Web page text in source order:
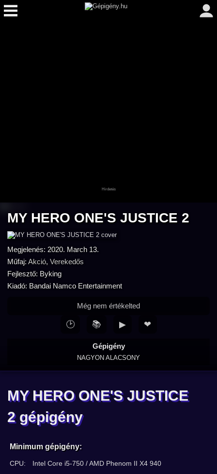
MY HERO ONE'S JUSTICE 2
Megjelenés: 2020. March 13.
Műfaj: Akció, Verekedős
Fejlesztő: Byking
Kiadó: Bandai Namco Entertainment
Gépigény
NAGYON ALACSONY
Még nem értékelted
🕑 📚 ▶ ❤
MY HERO ONE'S JUSTICE
2 gépigény
Minimum gépigény:
CPU:
Intel Core i5-750 / AMD Phenom II X4 940